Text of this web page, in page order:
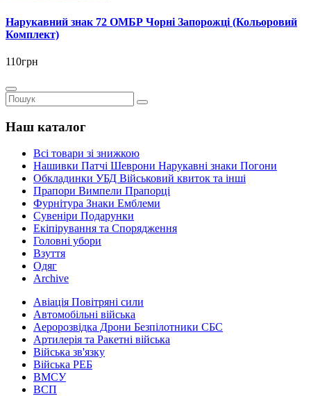
Нарукавний знак 72 ОМБР Чорні Запорожці (Кольоровий
Комплект)
110грн
Наш каталог
Всі товари зі знижкою
Нашивки Патчі Шеврони Нарукавні знаки Погони
Обкладинки УБД Військовий квиток та інші
Прапори Вимпели Прапорці
Фурнітура Знаки Емблеми
Сувеніри Подарунки
Екіпірування та Спорядження
Головні убори
Взуття
Одяг
Archive
Авіація Повітряні сили
Автомобільні війська
Аеророзвідка Дрони Безпілотники СБС
Артилерія та Ракетні війська
Війська зв'язку
Війська РЕБ
ВМСУ
ВСП